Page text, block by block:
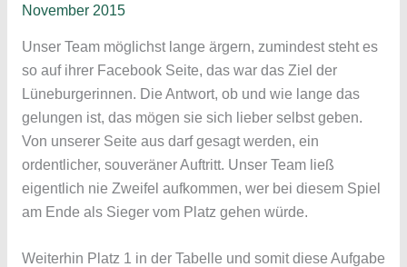
November 2015
Unser Team möglichst lange ärgern, zumindest steht es
so auf ihrer Facebook Seite, das war das Ziel der
Lüneburgerinnen. Die Antwort, ob und wie lange das
gelungen ist, das mögen sie sich lieber selbst geben.
Von unserer Seite aus darf gesagt werden, ein
ordentlicher, souveräner Auftritt. Unser Team ließ
eigentlich nie Zweifel aufkommen, wer bei diesem Spiel
am Ende als Sieger vom Platz gehen würde.
Weiterhin Platz 1 in der Tabelle und somit diese Aufgabe